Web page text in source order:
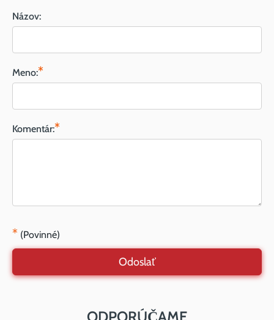
Názov:
Meno:*
Komentár:*
* (Povinné)
Odoslať